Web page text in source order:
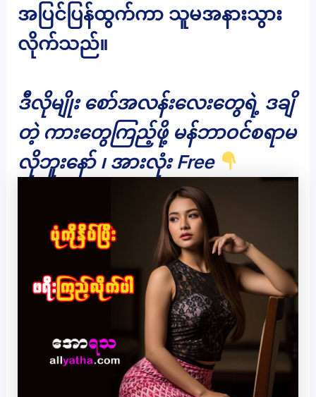
အပြင်ပြန်ထွက်ကာ သူမအနားသွား
လိုက်သည်။
ဒီလိုမျိုး စော်အလန်းလေးတွေရဲ့ ဒချိ
တဲ့ ကားတွေကြည့်ဖို့ မန်ဘာဝင်စရာမ
လိုဘူးနော် ၊ အားလုံး Free